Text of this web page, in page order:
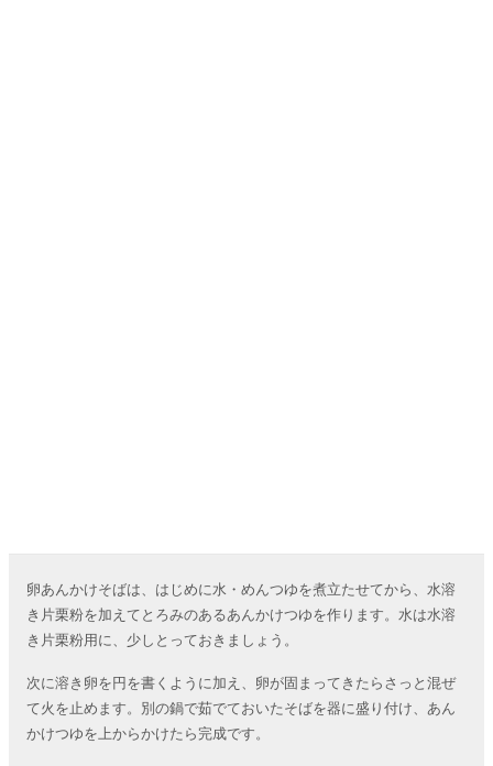
卵あんかけそばは、はじめに水・めんつゆを煮立たせてから、水溶
き片栗粉を加えてとろみのあるあんかけつゆを作ります。水は水溶
き片栗粉用に、少しとっておきましょう。
次に溶き卵を円を書くように加え、卵が固まってきたらさっと混ぜ
て火を止めます。別の鍋で茹でておいたそばを器に盛り付け、あん
かけつゆを上からかけたら完成です。